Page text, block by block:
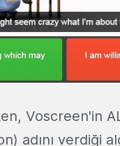
Voscreen'in
adını verdiği